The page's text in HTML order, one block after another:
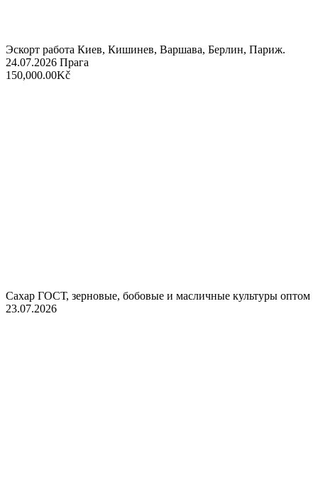
Эскорт работа Киев, Кишинев, Варшава, Берлин, Париж.
24.07.2026 Прага
150,000.00Kč
Сахар ГОСТ, зерновые, бобовые и масличные культуры оптом
23.07.2026